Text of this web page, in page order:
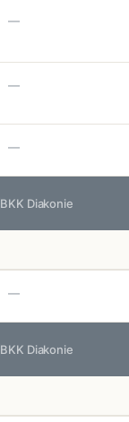
—
—
—
BKK Diakonie
—
BKK Diakonie